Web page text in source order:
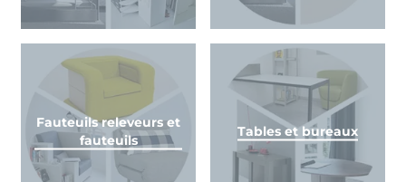
Fauteuils releveurs et
fauteuils
Tables et bureaux